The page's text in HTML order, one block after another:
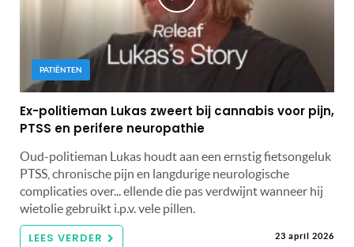
PATIËNTEN
Ex-politieman Lukas zweert bij cannabis voor pijn,
PTSS en perifere neuropathie
Oud-politieman Lukas houdt aan een ernstig fietsongeluk
PTSS, chronische pijn en langdurige neurologische
complicaties over... ellende die pas verdwijnt wanneer hij
wietolie gebruikt i.p.v. vele pillen.
LEES VERDER 23 april 2026